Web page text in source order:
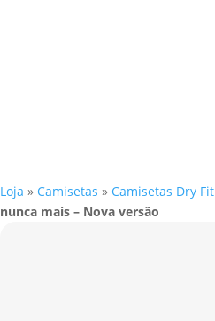
Loja » Camisetas » Camisetas Dry Fit
nunca mais – Nova versão